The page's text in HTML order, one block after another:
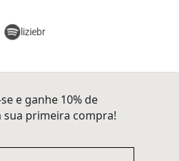
liziebr
e ganhe 10% de
sua primeira compra!